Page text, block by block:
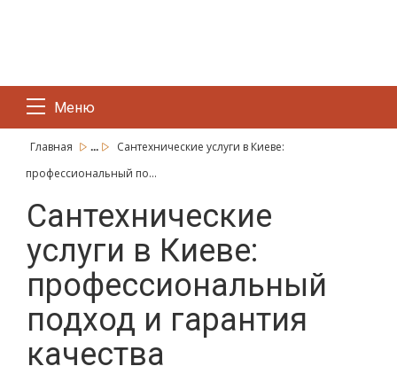
Меню
Главная ...
Сантехнические услуги в Киеве:
профессиональный по...
Сантехнические
услуги в Киеве:
профессиональный
подход и гарантия
качества